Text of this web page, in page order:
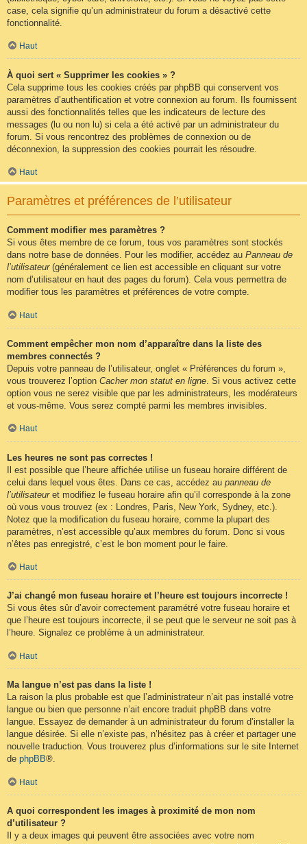
case, cela signifie qu’un administrateur du forum a désactivé cette
fonctionnalité.
Haut
À quoi sert « Supprimer les cookies » ?
Cela supprime tous les cookies créés par phpBB qui conservent vos
paramètres d’authentification et votre connexion au forum. Ils fournissent
aussi des fonctionnalités telles que les indicateurs de lecture des
messages (lu ou non lu) si cela a été activé par un administrateur du
forum. Si vous rencontrez des problèmes de connexion ou de
déconnexion, la suppression des cookies pourrait les résoudre.
Haut
Paramètres et préférences de l’utilisateur
Comment modifier mes paramètres ?
Si vous êtes membre de ce forum, tous vos paramètres sont stockés
dans notre base de données. Pour les modifier, accédez au Panneau de
l’utilisateur(généralement ce lien est accessible en cliquant sur votre
nom d’utilisateur en haut des pages du forum). Cela vous permettra de
modifier tous les paramètres et préférences de votre compte.
Haut
Comment empêcher mon nom d’apparaître dans la liste des
membres connectés ?
Depuis votre panneau de l’utilisateur, onglet « Préférences du forum »,
vous trouverez l’option Cacher mon statut en ligne . Si vous activez cette
option vous ne serez visible que par les administrateurs, les modérateurs
et vous-même. Vous serez compté parmi les membres invisibles.
Haut
Les heures ne sont pas correctes !
Il est possible que l’heure affichée utilise un fuseau horaire différent de
celui dans lequel vous êtes. Dans ce cas, accédez au panneau de
l’utilisateuret modifiez le fuseau horaire afin qu’il corresponde à la zone
où vous vous trouvez (ex : Londres, Paris, New York, Sydney, etc.).
Notez que la modification du fuseau horaire, comme la plupart des
paramètres, n’est accessible qu’aux membres du forum. Donc si vous
n’êtes pas enregistré, c’est le bon moment pour le faire.
Haut
J’ai changé mon fuseau horaire et l’heure est toujours incorrecte !
Si vous êtes sûr d’avoir correctement paramétré votre fuseau horaire et
que l’heure est toujours incorrecte, il se peut que le serveur ne soit pas à
l’heure. Signalez ce problème à un administrateur.
Haut
Ma langue n’est pas dans la liste !
La raison la plus probable est que l’administrateur n’ait pas installé votre
langue ou bien que personne n’ait encore traduit phpBB dans votre
langue. Essayez de demander à un administrateur du forum d’installer la
langue désirée. Si elle n’existe pas, n’hésitez pas à créer et partager une
nouvelle traduction. Vous trouverez plus d’informations sur le site Internet
de phpBB®.
Haut
A quoi correspondent les images à proximité de mon nom
d’utilisateur ?
Il y a deux images qui peuvent être associées avec votre nom